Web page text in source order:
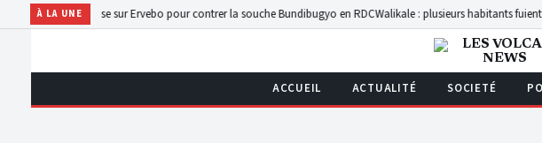
À LA UNE
: l’OMS mise sur Ervebo pour contrer la souche Bundibugyo en RDCWalikale : plusieurs habitants fuient
ACCUEIL ACTUALITÉ SOCIETÉ